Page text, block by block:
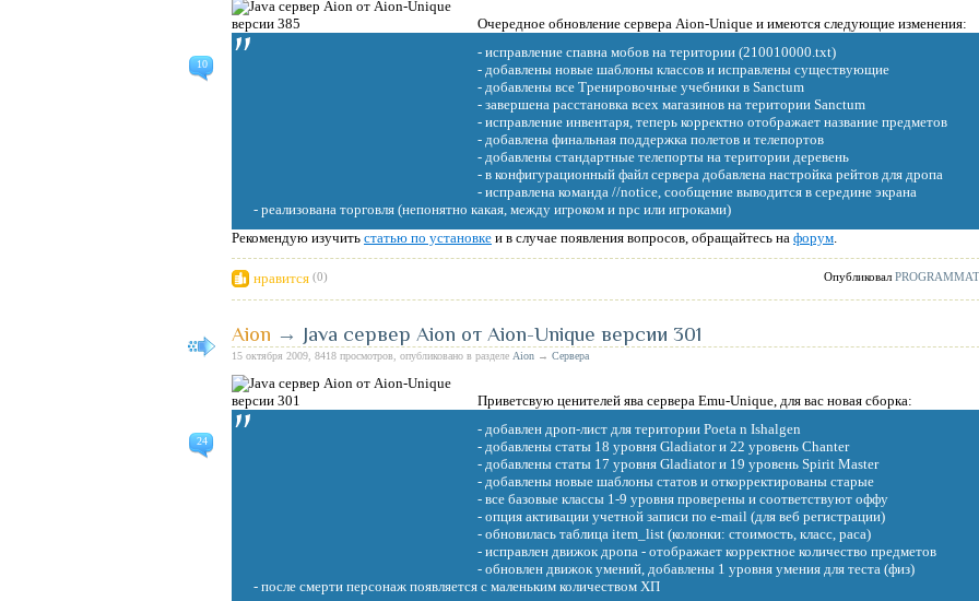
10
Очередное обновление сервера Aion-Unique и имеются следующие изменения:
- исправление спавна мобов на територии (210010000.txt)
- добавлены новые шаблоны классов и исправлены существующие
- добавлены все Тренировочные учебники в Sanctum
- завершена расстановка всех магазинов на територии Sanctum
- исправление инвентаря, теперь корректно отображает название предметов
- добавлена финальная поддержка полетов и телепортов
- добавлены стандартные телепорты на територии деревень
- в конфигурационный файл сервера добавлена настройка рейтов для дропа
- исправлена команда //notice, сообщение выводится в середине экрана
- реализована торговля (непонятно какая, между игроком и npc или игроками)
Рекомендую изучить статью по установке и в случае появления вопросов, обращайтесь на форум.
нравится (0) Опубликовал
24
Aion → Java сервер Aion от Aion-Unique версии 301
15 октября 2009, 8418 просмотров, опубликовано в разделе Aion → Сервера
Приветсвую ценителей ява сервера Emu-Unique, для вас новая сборка:
- добавлен дроп-лист для територии Poeta n Ishalgen
- добавлены статы 18 уровня Gladiator и 22 уровень Chanter
- добавлены статы 17 уровня Gladiator и 19 уровень Spirit Master
- добавлены новые шаблоны статов и откорректированы старые
- все базовые классы 1-9 уровня проверены и соответствуют оффу
- опция активации учетной записи по e-mail (для веб регистрации)
- обновилась таблица item_list (колонки: стоимость, класс, раса)
- исправлен движок дропа - отображает корректное количество предметов
- обновлен движок умений, добавлены 1 уровня умения для теста (физ)
- после смерти персонаж появляется с маленьким количеством ХП